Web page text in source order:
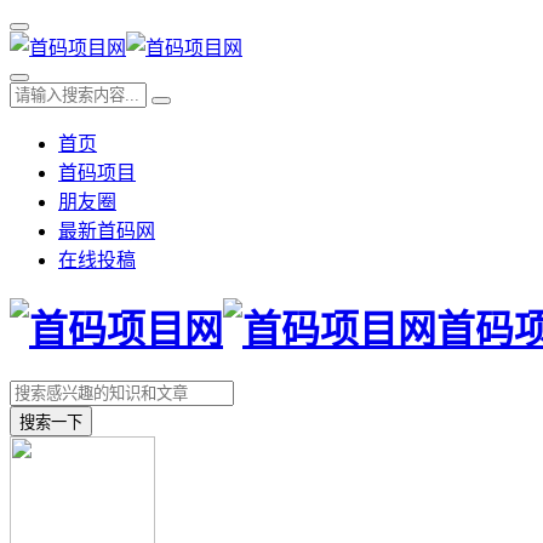
首页
首码项目
朋友圈
最新首码网
在线投稿
首码
搜索一下